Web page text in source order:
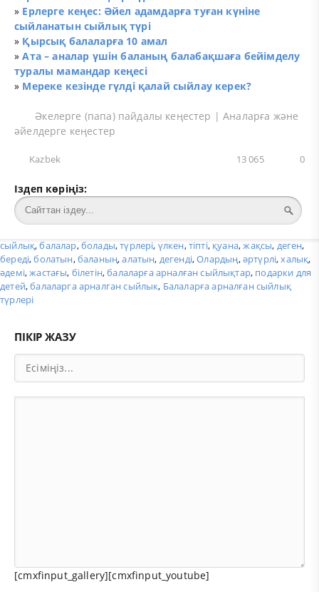
» Ерлерге кеңес: Әйел адамдарға туған күніне
сыйланатын сыйлық түрі
» Қырсық балаларға 10 амал
»Ата – аналар үшін баланың балабақшаға бейімделу
туралы мамандар кеңесі
» Мереке кезінде гүлді қалай сыйлау керек?
Әкелерге (папа) пайдалы кеңестер |Аналарға және
әйелдерге кеңестер
Kazbek 0
13 065
Іздеп көріңіз:
сыйлық,балалар,болады,түрлері, үлкен,тіпті, қуана,жақсы, деген,
береді,болатын,баланың,алатын, дегенді,Олардың,әртүрлі,халық,
әдемі,жастағы, білетін,балаларға арналған сыйлықтар, подарки для
детей,балаларга арналган сыйлык, Балаларға арналған сыйлық
түрлері
ПІКІР ЖАЗУ
[cmxfinput_gallery][cmxfinput_youtube]